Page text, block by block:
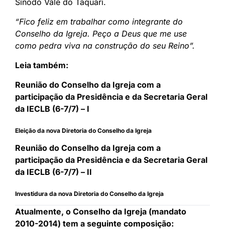
“Fico feliz em trabalhar como integrante do
Conselho da Igreja. Peço a Deus que me use
como pedra viva na construção do seu Reino”.
Leia também:
Reunião do Conselho da Igreja com a
participação da Presidência e da Secretaria Geral
da IECLB (6-7/7) – I
Eleição da nova Diretoria do Conselho da Igreja
Reunião do Conselho da Igreja com a
participação da Presidência e da Secretaria Geral
da IECLB (6-7/7) – II
Investidura da nova Diretoria do Conselho da Igreja
Atualmente, o Conselho da Igreja (mandato
2010-2014) tem a seguinte composição: